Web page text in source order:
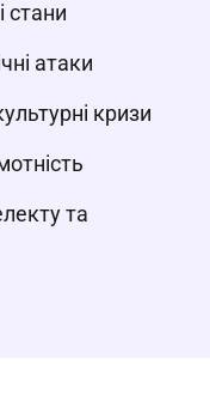
стани
атаки
кризи
та